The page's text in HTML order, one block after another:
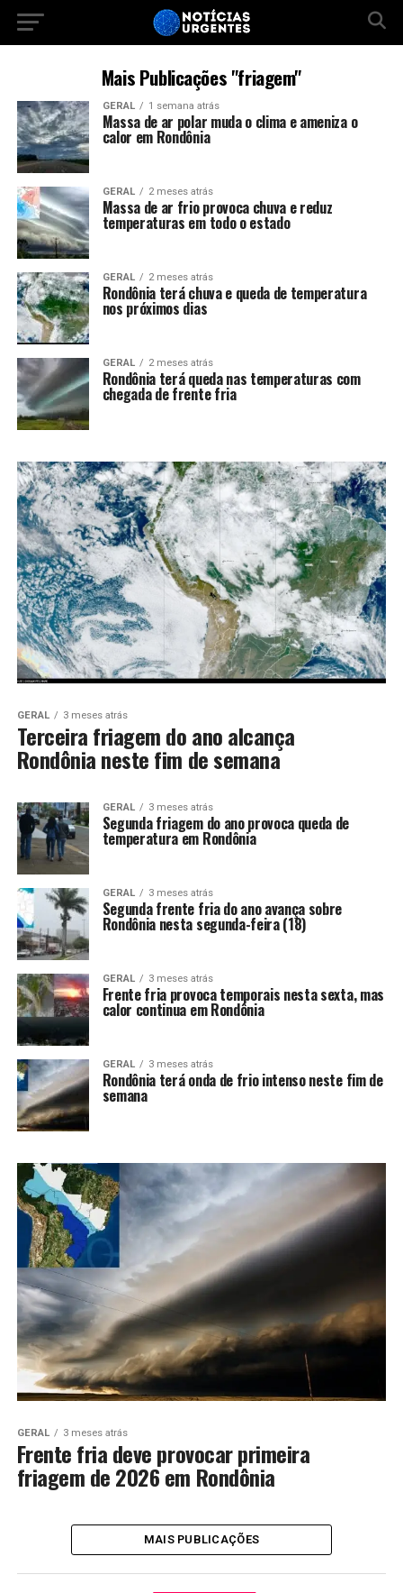
Mais Publicações "friagem"
GERAL 1 semana atrás
Massa de ar polar muda o clima e ameniza o
calor em Rondônia
GERAL 2 meses atrás
Massa de ar frio provoca chuva e reduz
temperaturas em todo o estado
GERAL 2 meses atrás
Rondônia terá chuva e queda de temperatura
nos próximos dias
GERAL 2 meses atrás
Rondônia terá queda nas temperaturas com
chegada de frente fria
GERAL 3 meses atrás
Terceira friagem do ano alcança
Rondônia neste fim de semana
GERAL 3 meses atrás
Segunda friagem do ano provoca queda de
temperatura em Rondônia
GERAL 3 meses atrás
Segunda frente fria do ano avança sobre
Rondônia nesta segunda-feira (18)
GERAL 3 meses atrás
Frente fria provoca temporais nesta sexta, mas
calor continua em Rondônia
GERAL 3 meses atrás
Rondônia terá onda de frio intenso neste fim de
semana
GERAL 3 meses atrás
Frente fria deve provocar primeira
friagem de 2026 em Rondônia
MAIS PUBLICAÇÕES